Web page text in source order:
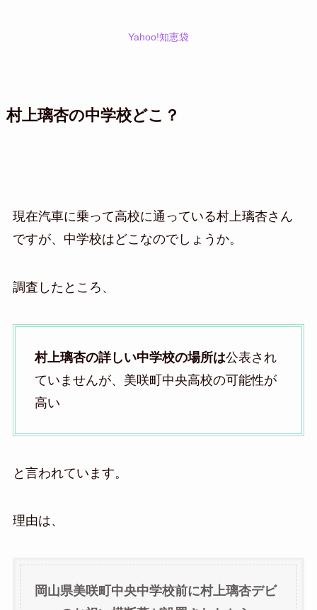
Yahoo!知恵袋
村上璃杏の中学校どこ？
現在汽車に乗って高校に通っている村上璃杏さん
ですが、中学校はどこなのでしょうか。
調査したところ、
村上璃杏の詳しい中学校の場所は公表され
ていませんが、美咲町中央高校の可能性が
高い
と言われています。
理由は、
岡山県美咲町中央中学校前に村上璃杏デビ